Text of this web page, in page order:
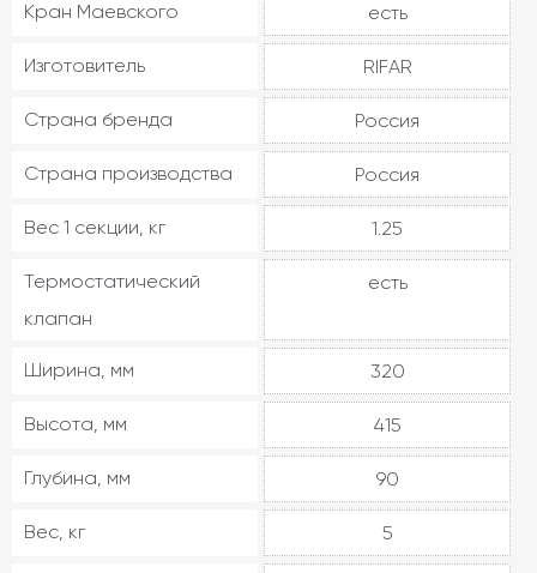
Кран Маевского есть
Изготовитель RIFAR
Страна бренда Россия
Страна производства Россия
Вес 1 секции, кг 1.25
Термостатический
клапан
есть
Ширина, мм 320
Высота, мм 415
Глубина, мм 90
Вес, кг 5